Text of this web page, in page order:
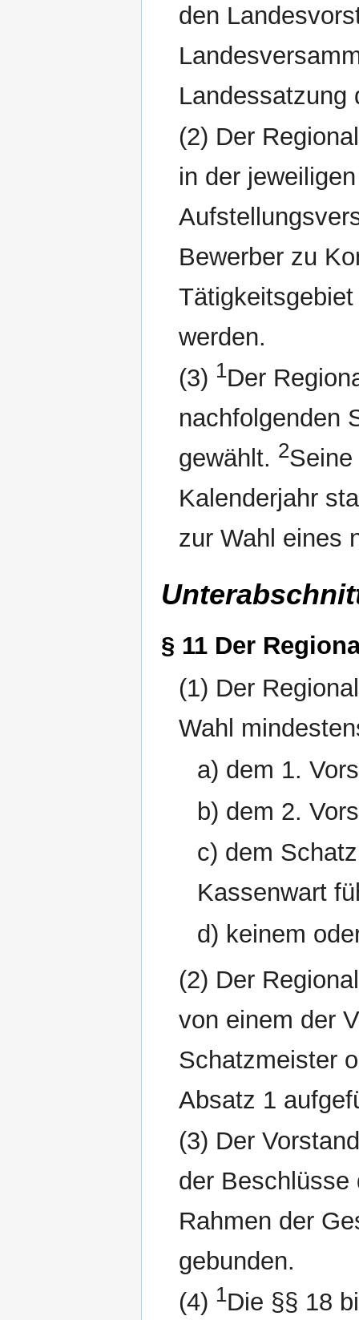
den
Landessatzung
(2) Der
in der
Bewerber zu
werden.
(3) 1Der
nachfolgenden
gewählt. 2
Kalenderjahr
zur Wahl eines
§ 11 Der
(1) Der
Wahl
a) dem 1.
b) dem 2.
c) dem
Kassenwart
d) keinem
(2) Der
von einem der
Schatzmeister
Absatz 1
(3) Der
der Beschlüsse
Rahmen der
gebunden.
(4) 1Die §§ 18